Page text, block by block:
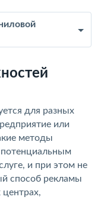
для разных
или
методы
потенциальным
и при этом не
способ рекламы
центрах,